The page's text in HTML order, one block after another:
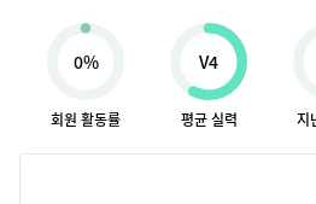
0%
회원 활동률
V4
평균 실력 지